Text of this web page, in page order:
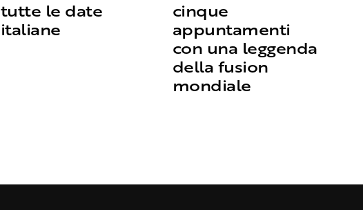
tutte le date
italiane
cinque
appuntamenti
con una leggenda
della fusion
mondiale